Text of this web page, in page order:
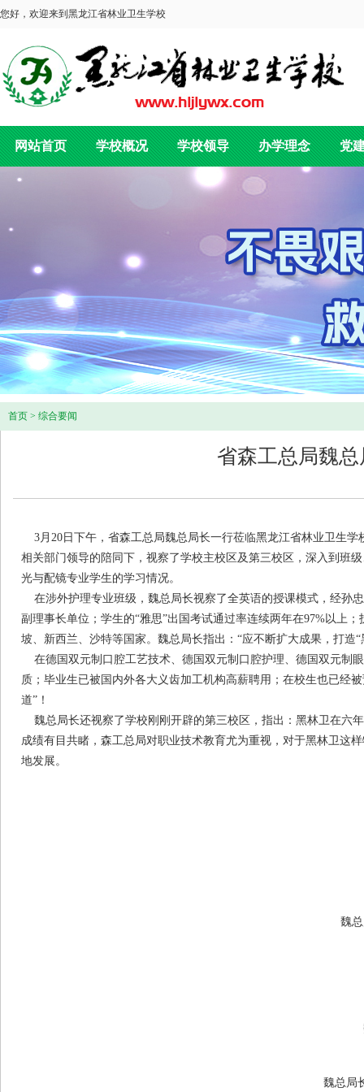
您好，欢迎来到黑龙江省林业卫生学校
网站首页 学校概况 学校领导 办学理念 党
首页 > 综合要闻
省森工总局魏
3月20日下午，省森工总局魏总局长一行莅临黑龙江省林业卫生
相关部门领导的陪同下，视察了学校主校区及第三校区，深入到班
光与配镜专业学生的学习情况。
在涉外护理专业班级，魏总局长视察了全英语的授课模式，经孙
副理事长单位；学生的“雅思”出国考试通过率连续两年在97%以上
坡、新西兰、沙特等国家。魏总局长指出：“应不断扩大成果，打造
在德国双元制口腔工艺技术、德国双元制口腔护理、德国双元制
质；毕业生已被国内外各大义齿加工机构高薪聘用；在校生也已经
道”！
魏总局长还视察了学校刚刚开辟的第三校区，指出：黑林卫在六
成绩有目共睹，森工总局对职业技术教育尤为重视，对于黑林卫这
地发展。
魏
魏总局